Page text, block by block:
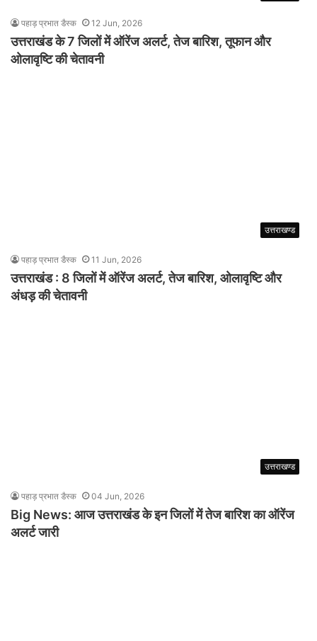
पहाड़ प्रभात डैस्क 12 Jun, 2026
उत्तराखंड के 7 जिलों में ऑरेंज अलर्ट, तेज बारिश, तूफान और
ओलावृष्टि की चेतावनी
उत्तराखण्ड
पहाड़ प्रभात डैस्क 11 Jun, 2026
उत्तराखंड : 8 जिलों में ऑरेंज अलर्ट, तेज बारिश, ओलावृष्टि और
अंधड़ की चेतावनी
उत्तराखण्ड
पहाड़ प्रभात डैस्क 04 Jun, 2026
Big News: आज उत्तराखंड के इन जिलों में तेज बारिश का ऑरेंज
अलर्ट जारी